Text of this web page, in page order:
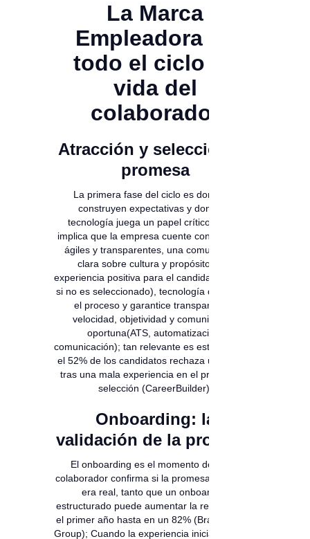
La Marca
Empleadora en
todo el ciclo de
vida del
colaborador
Atracción y selección: la
promesa
La primera fase del ciclo es donde se
construyen expectativas y donde la
tecnología juega un papel crítico, lo que
implica que la empresa cuente con procesos
ágiles y transparentes, una comunicación
clara sobre cultura y propósito, una
experiencia positiva para el candidato (incluso
si no es seleccionado), tecnología que facilite
el proceso y garantice transparencia,
velocidad, objetividad y comunicación
oportuna(ATS, automatización,
comunicación); tan relevante es esta fase que
el 52% de los candidatos rechaza una oferta
tras una mala experiencia en el proceso de
selección (CareerBuilder).
Onboarding: la
validación de la promesa
El onboarding es el momento donde el
colaborador confirma si la promesa de marca
era real, tanto que un onboarding
estructurado puede aumentar la retención en
el primer año hasta en un 82% (Brandon Hall
Group); Cuando la experiencia inicial es clara,